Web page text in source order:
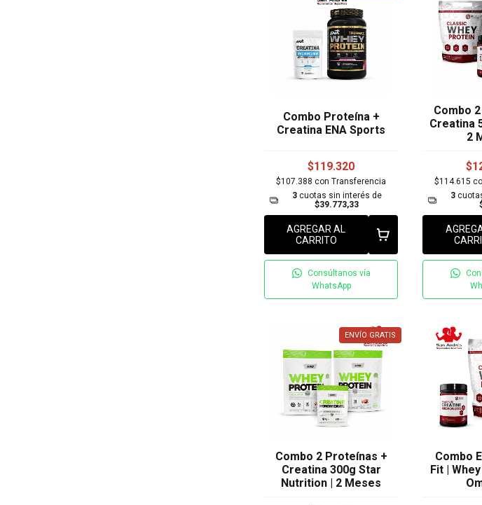
Combo Proteína +
Creatina ENA Sports
$119.320
$107.388con Transferencia
3 cuotas sin interés de
$39.773,33
AGREGAR AL
CARRITO
Consúltanos vía
WhatsApp
Combo
Creatina
2
$114.615
3
ENVÍO GRATIS
Combo 2 Proteínas +
Creatina 300g Star
Nutrition | 2 Meses
Combo
Fit |